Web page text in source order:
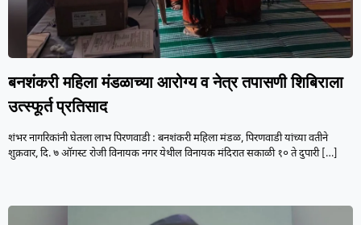
बनशंकरी महिला मंडळाच्या आरोग्य व नेत्र तपासणी शिबिराला
उत्स्फूर्त प्रतिसाद
शंभर नागरिकांनी घेतला लाभ पिरणवाडी : बनशंकरी महिला मंडळ, पिरणवाडी यांच्या वतीने
शुक्रवार, दि. ७ ऑगस्ट रोजी विनायक नगर येथील विनायक मंदिरात सकाळी १० ते दुपारी[…]